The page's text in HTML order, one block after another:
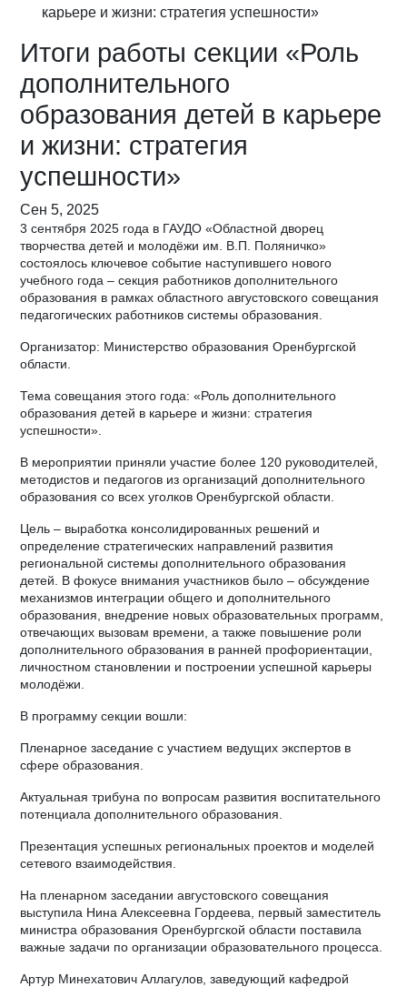
карьере и жизни: стратегия успешности»
Итоги работы секции «Роль
дополнительного
образования детей в карьере
и жизни: стратегия
успешности»
Сен 5, 2025
3 сентября 2025 года в ГАУДО «Областной дворец
творчества детей и молодёжи им. В.П. Поляничко»
состоялось ключевое событие наступившего нового
учебного года – секция работников дополнительного
образования в рамках областного августовского совещания
педагогических работников системы образования.
Организатор: Министерство образования Оренбургской
области.
Тема совещания этого года: «Роль дополнительного
образования детей в карьере и жизни: стратегия
успешности».
В мероприятии приняли участие более 120 руководителей,
методистов и педагогов из организаций дополнительного
образования со всех уголков Оренбургской области.
Цель – выработка консолидированных решений и
определение стратегических направлений развития
региональной системы дополнительного образования
детей. В фокусе внимания участников было – обсуждение
механизмов интеграции общего и дополнительного
образования, внедрение новых образовательных программ,
отвечающих вызовам времени, а также повышение роли
дополнительного образования в ранней профориентации,
личностном становлении и построении успешной карьеры
молодёжи.
В программу секции вошли:
Пленарное заседание с участием ведущих экспертов в
сфере образования.
Актуальная трибуна по вопросам развития воспитательного
потенциала дополнительного образования.
Презентация успешных региональных проектов и моделей
сетевого взаимодействия.
На пленарном заседании августовского совещания
выступила Нина Алексеевна Гордеева, первый заместитель
министра образования Оренбургской области поставила
важные задачи по организации образовательного процесса.
Артур Минехатович Аллагулов, заведующий кафедрой